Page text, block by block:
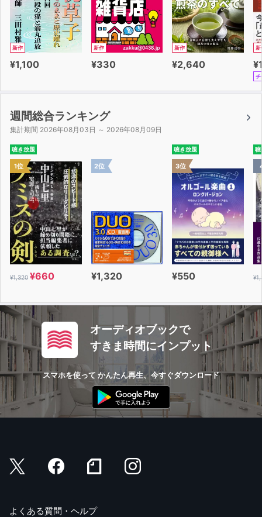
新作
¥1,100
新作
¥330
新作
¥2,640
新
チ
週間総合ランキング
集計期間 2026年08月03日 ～ 2026年08月09日
聴き放題
1位
¥1,320 ¥660
2位
¥1,320
聴き放題
3位
¥550
聴
オーディオブックで
すきま時間にインプット
スマホを使って かんたん再生、今すぐダウンロード
よくある質問・ヘルプ